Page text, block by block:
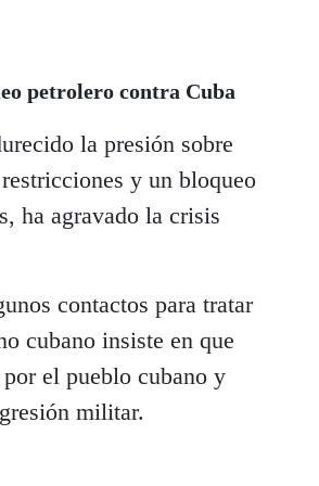
petrolero contra Cuba
la presión sobre
y un bloqueo
ha agravado la crisis
contactos para tratar
cubano insiste en que
el pueblo cubano y
militar.